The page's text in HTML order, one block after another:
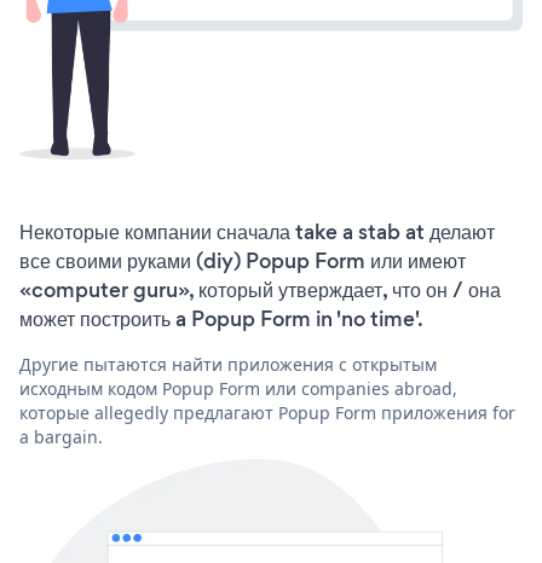
Некоторые компании сначала take a stab at делают
все своими руками (diy) Popup Form или имеют
«computer guru», который утверждает, что он / она
может построить a Popup Form in 'no time'.
Другие пытаются найти приложения с открытым
исходным кодом Popup Form или companies abroad,
которые allegedly предлагают Popup Form приложения for
a bargain.